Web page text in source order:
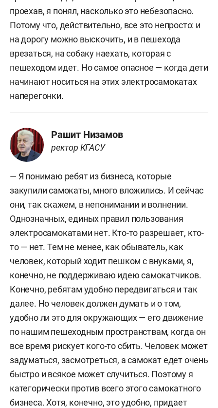
проехав, я понял, насколько это небезопасно.
Потому что, действительно, все это непросто: и
на дорогу можно выскочить, и в пешехода
врезаться, на собаку наехать, которая с
пешеходом идет. Но самое опасное — когда дети
начинают носиться на этих электросамокатах
наперегонки.
Рашит Низамов
ректор КГАСУ
— Я понимаю ребят из бизнеса, которые
закупили самокаты, много вложились. И сейчас
они, так скажем, в непонимании и волнении.
Однозначных, единых правил пользования
электросамокатами нет. Кто-то разрешает, кто-
то — нет. Тем не менее, как обыватель, как
человек, который ходит пешком с внуками, я,
конечно, не поддерживаю идею самокатчиков.
Конечно, ребятам удобно передвигаться и так
далее. Но человек должен думать и о том,
удобно ли это для окружающих — его движение
по нашим пешеходным пространствам, когда он
все время рискует кого-то сбить. Человек может
задуматься, засмотреться, а самокат едет очень
быстро и всякое может случиться. Поэтому я
категорически против всего этого самокатного
бизнеса. Хотя, конечно, это удобно, придает